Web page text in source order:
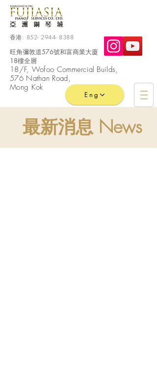
香港: 852- 2944- 8388
旺角彌敦道576號和富商業大廈
18樓全層
​18/F, Wofoo Commercial Builds,
576 Nathan Road,
Mong Kok
Eng
最新消息 News